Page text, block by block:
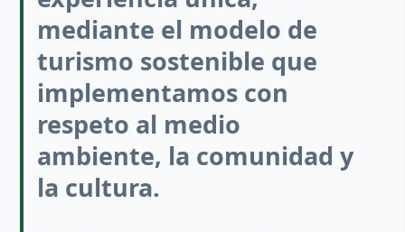
mediante el modelo de
turismo sostenible que
implementamos con
respeto al medio
ambiente, la comunidad y
la cultura.